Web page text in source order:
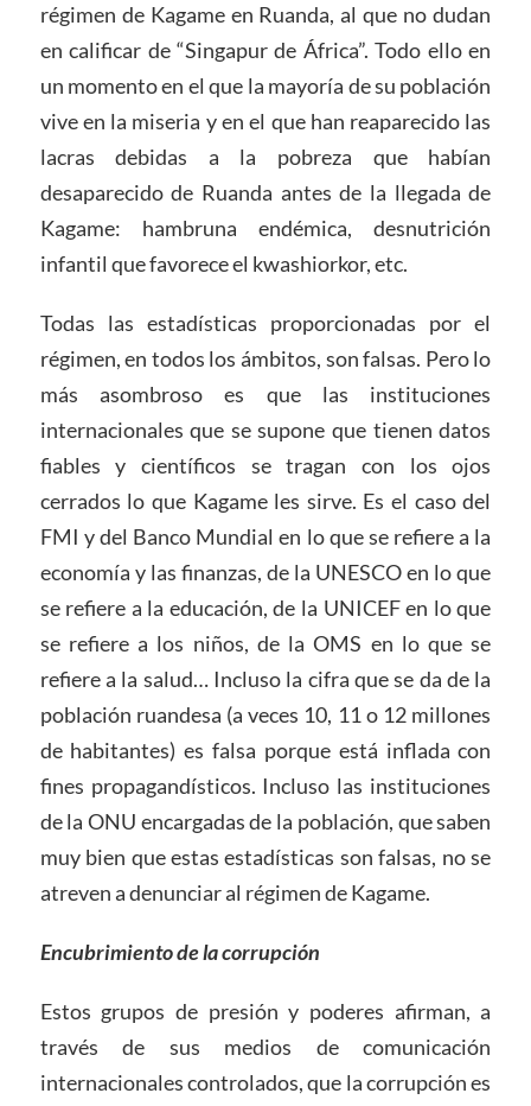
régimen de Kagame en Ruanda, al que no dudan
en calificar de “Singapur de África”. Todo ello en
un momento en el que la mayoría de su población
vive en la miseria y en el que han reaparecido las
lacras debidas a la pobreza que habían
desaparecido de Ruanda antes de la llegada de
Kagame: hambruna endémica, desnutrición
infantil que favorece el kwashiorkor, etc.
Todas las estadísticas proporcionadas por el
régimen, en todos los ámbitos, son falsas. Pero lo
más asombroso es que las instituciones
internacionales que se supone que tienen datos
fiables y científicos se tragan con los ojos
cerrados lo que Kagame les sirve. Es el caso del
FMI y del Banco Mundial en lo que se refiere a la
economía y las finanzas, de la UNESCO en lo que
se refiere a la educación, de la UNICEF en lo que
se refiere a los niños, de la OMS en lo que se
refiere a la salud… Incluso la cifra que se da de la
población ruandesa (a veces 10, 11 o 12 millones
de habitantes) es falsa porque está inflada con
fines propagandísticos. Incluso las instituciones
de la ONU encargadas de la población, que saben
muy bien que estas estadísticas son falsas, no se
atreven a denunciar al régimen de Kagame.
Encubrimiento de la corrupción
Estos grupos de presión y poderes afirman, a
través de sus medios de comunicación
internacionales controlados, que la corrupción es